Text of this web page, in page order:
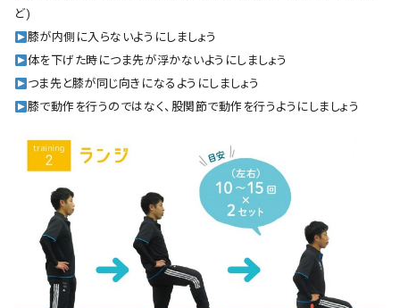
ど)
膝が内側に入らないようにしましょう
体を下げた時につま先が浮かないようにしましょう
つま先と膝が同じ向きになるようにしましょう
膝で動作を行うのではなく、股関節で動作を行うようにしましょう